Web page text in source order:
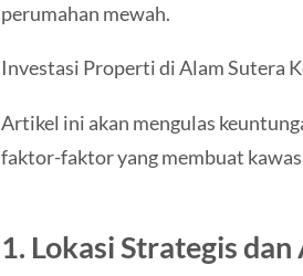
perumahan mewah.
Investasi Properti di Alam Sutera
Artikel ini akan mengulas
faktor-faktor yang membuat
1. Lokasi Strategis